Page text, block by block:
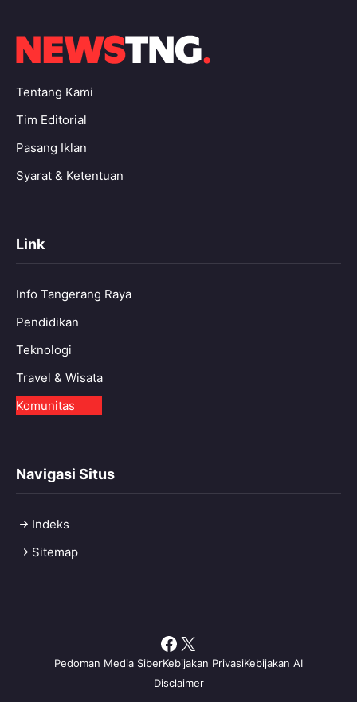
Tentang Kami
Tim Editorial
Pasang Iklan
Syarat & Ketentuan
Link
Info Tangerang Raya
Pendidikan
Teknologi
Travel & Wisata
Komunitas
Navigasi Situs
Indeks
Sitemap
Pedoman Media SiberKebijakan PrivasiKebijakan AI
Disclaimer
Facebook
X